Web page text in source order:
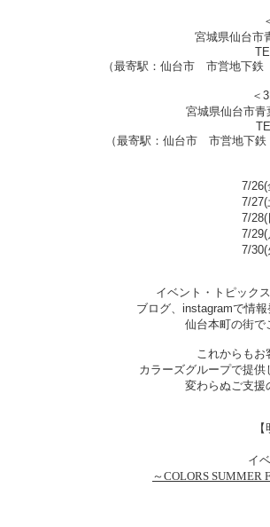
宮城県仙台市
（最寄駅：仙台市 市営地下
＜
宮城県仙台市
（最寄駅：仙台市 市営地下
7/
7/
7/
7/
7/
イベント・トピック
ブログ、instagramで情
仙台本町の街で
これからもお
カラーズグループで提供
変わらぬご支援
イ
～COLORS SUMMER